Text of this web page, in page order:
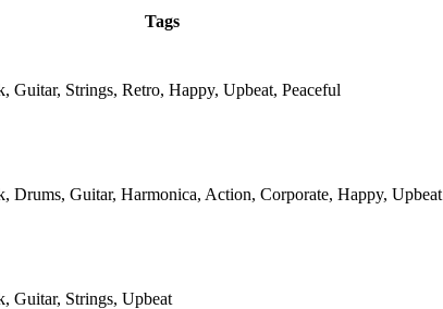
Tags
Guitar, Strings, Retro, Happy, Upbeat, Peaceful
Drums, Guitar, Harmonica, Action, Corporate, Happy, Upbeat
Guitar, Strings, Upbeat